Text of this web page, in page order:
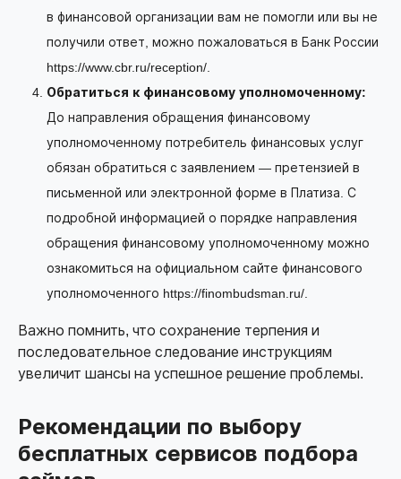
в финансовой организации вам не помогли или вы не
получили ответ, можно пожаловаться в Банк России
https://www.cbr.ru/reception/.
Обратиться к финансовому уполномоченному:
До направления обращения финансовому
уполномоченному потребитель финансовых услуг
обязан обратиться с заявлением — претензией в
письменной или электронной форме в Платиза. С
подробной информацией о порядке направления
обращения финансовому уполномоченному можно
ознакомиться на официальном сайте финансового
уполномоченного https://finombudsman.ru/.
Важно помнить, что сохранение терпения и
последовательное следование инструкциям
увеличит шансы на успешное решение проблемы.
Рекомендации по выбору
бесплатных сервисов подбора